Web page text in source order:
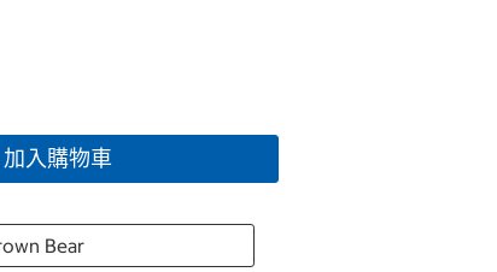
加入購物車
Bear